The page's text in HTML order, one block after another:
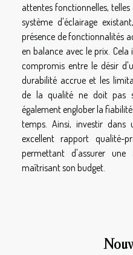
attentes fonctionnelles,
système d'éclairage
présence de fonctionnalités
en balance avec le prix.
compromis entre le désir
durabilité accrue et les
de la qualité ne doit pas
également englober la
temps. Ainsi, investir
excellent rapport qualité-
permettant d'assurer
maîtrisant son budget.